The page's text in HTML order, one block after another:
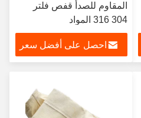
المقاوم للصدأ قفص فلتر
304 316 المواد
احصل على أفضل سعر